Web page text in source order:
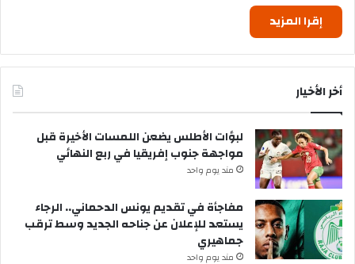
إقرا المزيد
أخر الأخيار
لبؤات الأطلس يضعن اللمسات الأخيرة قبل
مواجهة جنوب إفريقيا في ربع النهائي
مند يوم واحد
مفاجأة في تقديم يونس الدحماني.. الرجاء
يستعد للإعلان عن جناحه الجديد وسط ترقب
جماهيري
مند يوم واحد